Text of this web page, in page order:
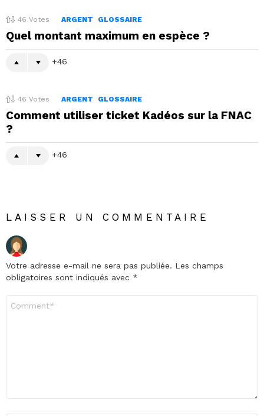
46 Votes ARGENT GLOSSAIRE
Quel montant maximum en espèce ?
46
46 Votes ARGENT GLOSSAIRE
Comment utiliser ticket Kadéos sur la FNAC
?
46
LAISSER UN COMMENTAIRE
Votre adresse e-mail ne sera pas publiée. Les champs
obligatoires sont indiqués avec *